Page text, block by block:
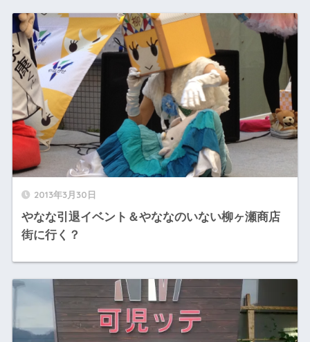
2013年3月30日
やなな引退イベント＆やななのいない柳ヶ瀬商店
街に行く？